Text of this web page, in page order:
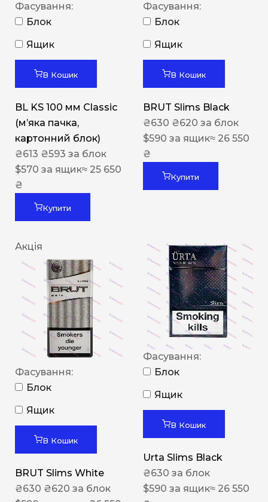
Фасування:
Блок
Ящик
В Кошик
BL KS 100 мм Classic
(м’яка пачка,
картонний блок)
₴613 ₴593 за блок
$570 за ящик≈ 25 650
₴
Купити
Фасування:
Блок
Ящик
В Кошик
BRUT Slims Black
₴630 ₴620 за блок
$590 за ящик≈ 26 550
₴
Купити
Акція
Фасування:
Блок
Ящик
В Кошик
BRUT Slims White
₴630 ₴620 за блок
Фасування:
Блок
Ящик
В Кошик
Urta Slims Black
₴630 за блок
$590 за ящик≈ 26 550